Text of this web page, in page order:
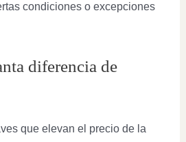
condiciones o excepciones
diferencia de
que elevan el precio de la